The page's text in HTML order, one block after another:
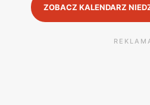
ZOBACZ KALENDARZ